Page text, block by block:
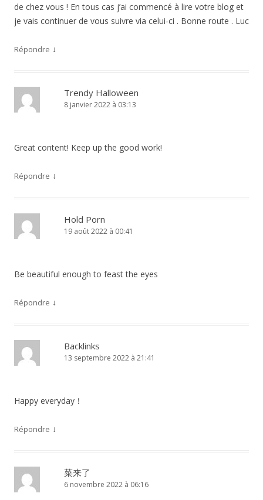
de chez vous ! En tous cas j’ai commencé à lire votre blog et
je vais continuer de vous suivre via celui-ci . Bonne route . Luc
Répondre ↓
Trendy Halloween
8 janvier 2022 à 03:13
Great content! Keep up the good work!
Répondre ↓
Hold Porn
19 août 2022 à 00:41
Be beautiful enough to feast the eyes
Répondre ↓
Backlinks
13 septembre 2022 à 21:41
Happy everyday！
Répondre ↓
菜来了
6 novembre 2022 à 06:16